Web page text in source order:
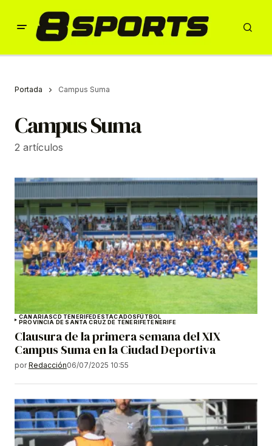
Portada Campus Suma
Campus Suma
2 artículos
CANARIASCD TENERIFEDESTACADOSFÚTBOL
PROVINCIA DE SANTA CRUZ DE TENERIFETENERIFE
Clausura de la primera semana del XIX
Campus Suma en la Ciudad Deportiva
por Redacción06/07/2025 10:55